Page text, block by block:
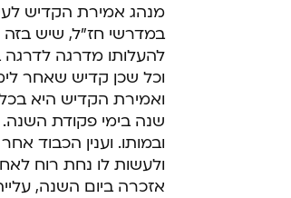
מנהג אמירת הקדיש
במדרשי חז"ל, שיש בזה
להעלותו מדרגה לדרגה
וכל שכן קדיש שאחר
ואמירת הקדיש היא
שנה בימי פקודת השנה.
ובמותו. וענין הכבוד
ולעשות לו נחת רוח
אזכרה ביום השנה,